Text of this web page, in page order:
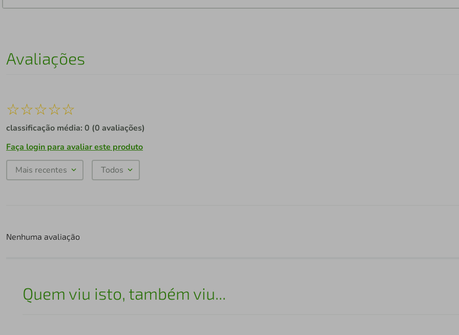
Avaliações
☆☆☆☆☆
classificação média: 0 (0 avaliações)
Faça login para avaliar este produto
Mais recentes Todos
Nenhuma avaliação
Quem viu isto, também viu...